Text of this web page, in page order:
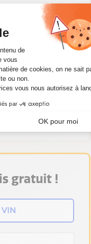
d'avoir une
5316 988
dont vous avez
6709, procurez-
gratuit !